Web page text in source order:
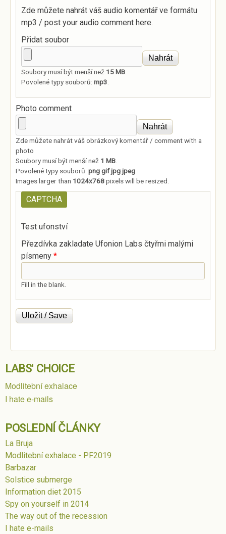
Zde můžete nahrát váš audio komentář ve formátu
mp3 / post your audio comment here.
Přidat soubor
Soubory musí být menší než 15 MB
Povolené typy souborů: mp3
Photo comment
Zde můžete nahrát váš obrázkový komentář / comment with a
photo
Soubory musí být menší než 1 MB
Povolené typy souborů: png gif jpg jpeg
Images larger than 1024x768pixels will be resized.
CAPTCHA
Test ufonství
Přezdívka zakladate Ufonion Labs čtyřmi malými
písmeny *
Fill in the blank.
LABS' CHOICE
Modlitební exhalace
I hate e-mails
POSLEDNÍ ČLÁNKY
La Bruja
Modlitební exhalace - PF2019
Barbazar
Solstice submerge
Information diet 2015
Spy on yourself in 2014
The way out of the recession
I hate e-mails